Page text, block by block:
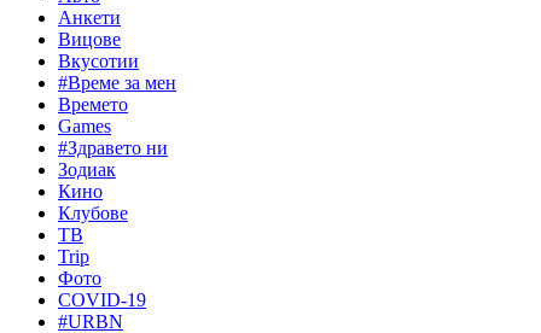
Анкети
Вицове
Вкусотии
#Време за мен
Времето
Games
#Здравето ни
Зодиак
Кино
Клубове
ТВ
Trip
Фото
COVID-19
#URBN